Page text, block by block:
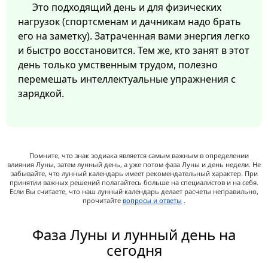
Это подходящий день и для физических
нагрузок (спортсменам и дачникам надо брать
его на заметку). Затраченная вами энергия легко
и быстро восстановится. Тем же, кто занят в этот
день только умственным трудом, полезно
перемешать интеллектуальные упражнения с
зарядкой.
Помните, что знак зодиака является самым важным в определении
влияния Луны, затем лунный день, а уже потом фаза Луны и день недели. Не
забывайте, что лунный календарь имеет рекомендательный характер. При
принятии важных решений полагайтесь больше на специалистов и на себя.
Если Вы считаете, что наш лунный календарь делает расчеты неправильно,
прочитайте вопросы и ответы .
Фаза Луны и лунный день на
сегодня